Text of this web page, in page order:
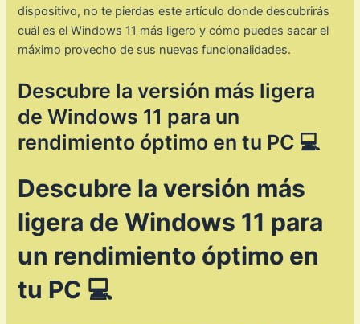
dispositivo, no te pierdas este artículo donde descubrirás
cuál es el Windows 11 más ligero y cómo puedes sacar el
máximo provecho de sus nuevas funcionalidades.
Descubre la versión más ligera
de Windows 11 para un
rendimiento óptimo en tu PC 💻
Descubre la versión más
ligera de Windows 11 para
un rendimiento óptimo en
tu PC 💻